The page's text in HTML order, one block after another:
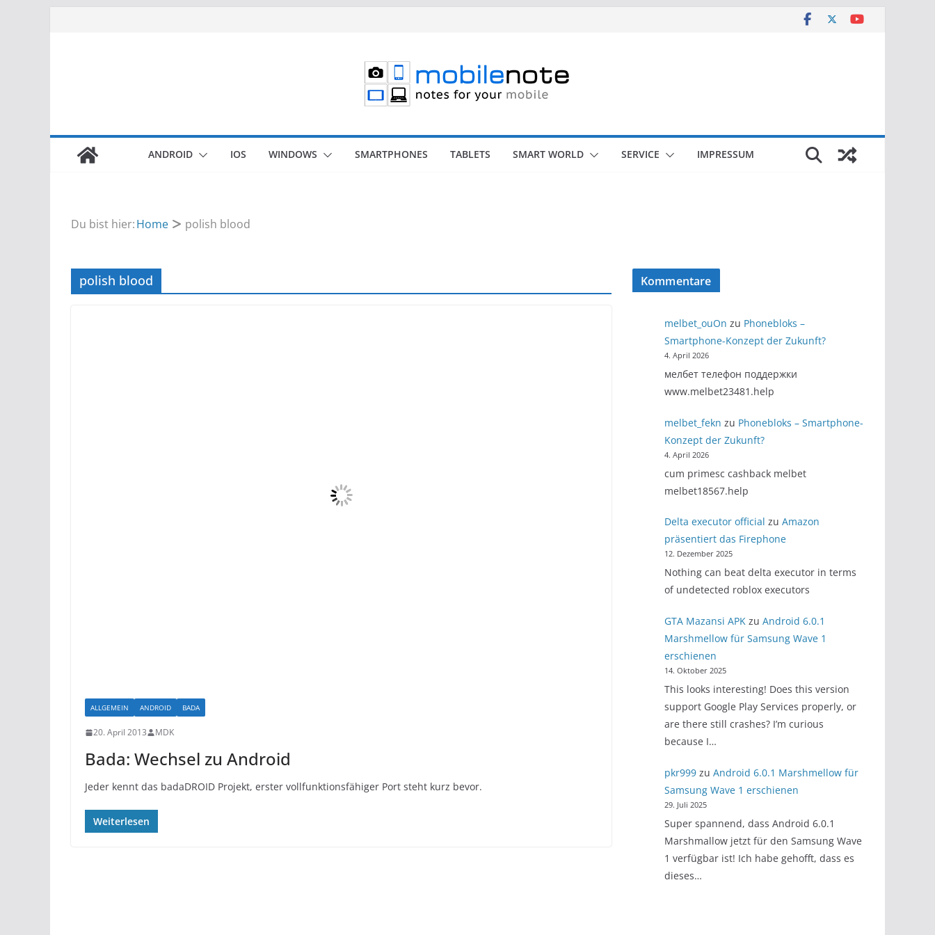
ANDROID IOS WINDOWS SMARTPHONES TABLETS SMART WORLD SERVICE IMPRESSUM
Du bist hier:Home polish blood
polish blood
ALLGEMEIN ANDROID BADA
20. April 2013 MDK
Bada: Wechsel zu Android
Jeder kennt das badaDROID Projekt, erster vollfunktionsfähiger Port steht kurz bevor.
Weiterlesen
Kommentare
melbet_ouOn zu Phonebloks –
Smartphone-Konzept der Zukunft?
4. April 2026
мелбет телефон поддержки
www.melbet23481.help
melbet_fekn zu Phonebloks – Smartphone-
Konzept der Zukunft?
4. April 2026
cum primesc cashback melbet
melbet18567.help
Delta executor official zu Amazon
präsentiert das Firephone
12. Dezember 2025
Nothing can beat delta executor in terms
of undetected roblox executors
GTA Mazansi APKzu Android 6.0.1
Marshmellow für Samsung Wave 1
erschienen
14. Oktober 2025
This looks interesting! Does this version
support Google Play Services properly, or
are there still crashes? I’m curious
because I…
pkr999zu Android 6.0.1 Marshmellow für
Samsung Wave 1 erschienen
29. Juli 2025
Super spannend, dass Android 6.0.1
Marshmallow jetzt für den Samsung Wave
1 verfügbar ist! Ich habe gehofft, dass es
dieses…